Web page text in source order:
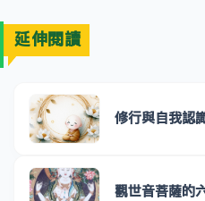
延伸閱讀
修行與自我認
觀世音菩薩的